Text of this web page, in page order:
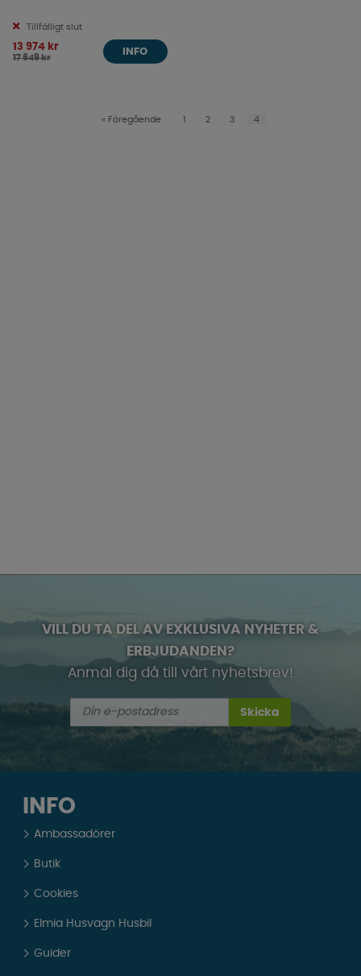
Tillfälligt slut
13 974 kr
17 649 kr
INFO
« Föregående 1 2 3 4
VILL DU TA DEL AV EXKLUSIVA NYHETER &
ERBJUDANDEN?
Anmäl dig då till vårt nyhetsbrev!
Skicka
INFO
Ambassadörer
Butik
Cookies
Elmia Husvagn Husbil
Guider